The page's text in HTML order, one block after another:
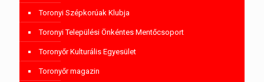
Toronyi Szépkorúak Klubja
Toronyi Települési Önkéntes Mentőcsoport
Toronyőr Kulturális Egyesület
Toronyőr magazin